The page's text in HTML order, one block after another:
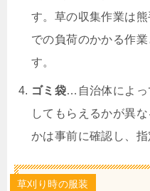
す。草の収集作業は
での負荷のかかる作
す。
ゴミ袋…自治体によっ
してもらえるかが異
かは事前に確認し、指
草刈り時の服装